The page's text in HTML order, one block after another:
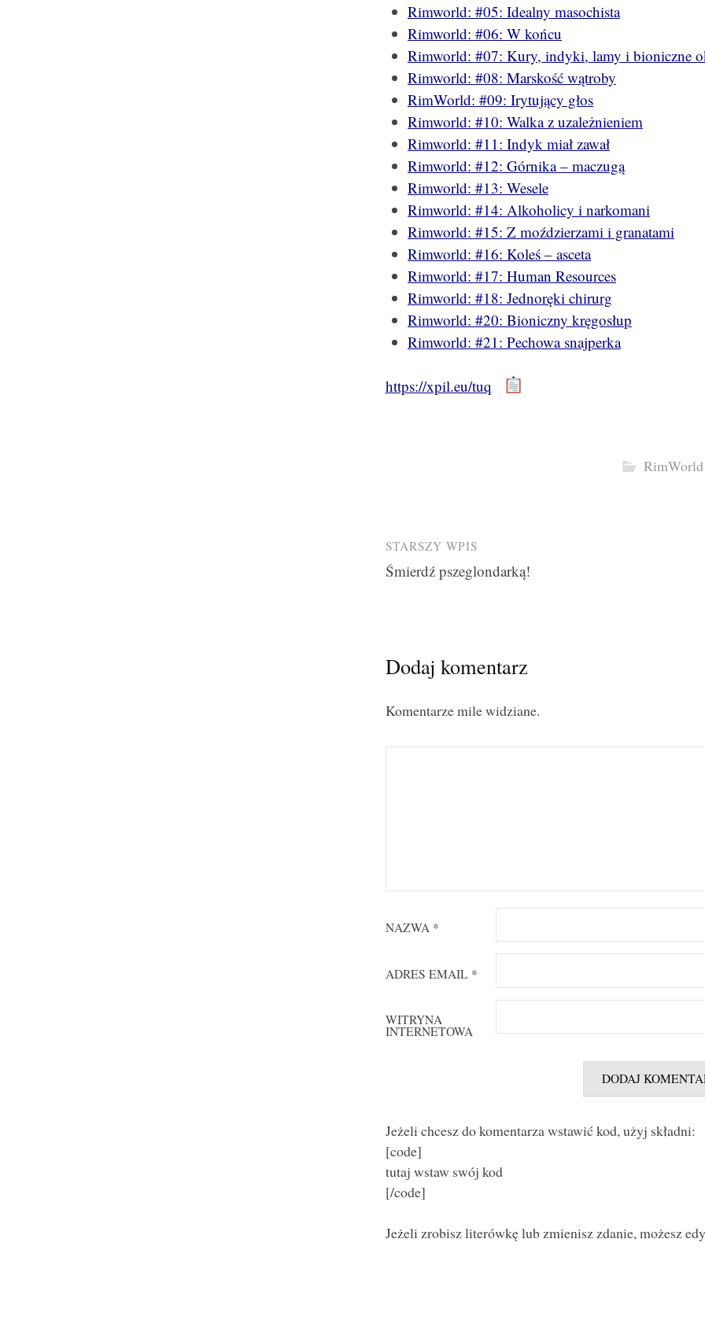
Rimworld: #05: Idealny masochista
Rimworld: #06: W końcu
Rimworld: #07: Kury, indyki, lamy i bioniczne
Rimworld: #08: Marskość wątroby
RimWorld: #09: Irytujący głos
Rimworld: #10: Walka z uzależnieniem
Rimworld: #11: Indyk miał zawał
Rimworld: #12: Górnika – maczugą
Rimworld: #13: Wesele
Rimworld: #14: Alkoholicy i narkomani
Rimworld: #15: Z moździerzami i granatami
Rimworld: #16: Koleś – asceta
Rimworld: #17: Human Resources
Rimworld: #18: Jednoręki chirurg
Rimworld: #20: Bioniczny kręgosłup
Rimworld: #21: Pechowa snajperka
https://xpil.eu/tuq
RimWorld
Post
navigation
STARSZY WPIS
Śmierdź pszeglondarką!
Dodaj komentarz
Komentarze mile widziane.
NAZWA *
ADRES EMAIL *
WITRYNA
INTERNETOWA
Jeżeli chcesz do komentarza wstawić kod, użyj składni:
[code]
tutaj wstaw swój kod
[/code]
Jeżeli zrobisz literówkę lub zmienisz zdanie, możesz